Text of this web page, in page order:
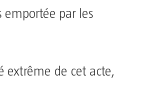
emportée par les
extrême de cet acte,